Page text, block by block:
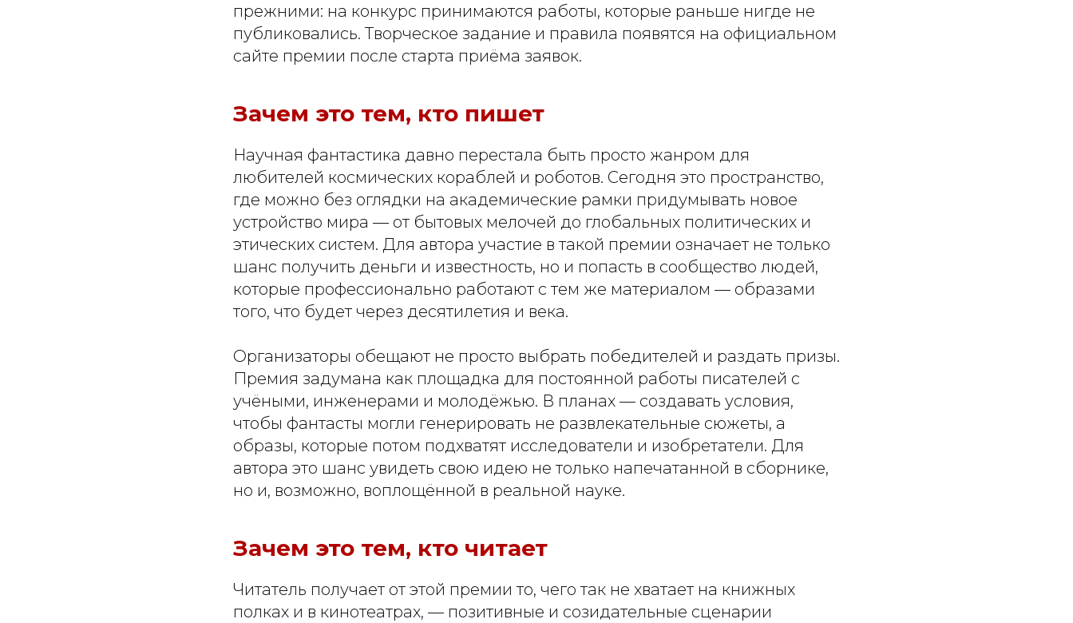
прежними: на конкурс принимаются работы, которые раньше нигде не
публиковались. Творческое задание и правила появятся на официальном
сайте премии после старта приёма заявок.
Зачем это тем, кто пишет
Научная фантастика давно перестала быть просто жанром для
любителей космических кораблей и роботов. Сегодня это пространство,
где можно без оглядки на академические рамки придумывать новое
устройство мира — от бытовых мелочей до глобальных политических и
этических систем. Для автора участие в такой премии означает не только
шанс получить деньги и известность, но и попасть в сообщество людей,
которые профессионально работают с тем же материалом — образами
того, что будет через десятилетия и века.
Организаторы обещают не просто выбрать победителей и раздать призы.
Премия задумана как площадка для постоянной работы писателей с
учёными, инженерами и молодёжью. В планах — создавать условия,
чтобы фантасты могли генерировать не развлекательные сюжеты, а
образы, которые потом подхватят исследователи и изобретатели. Для
автора это шанс увидеть свою идею не только напечатанной в сборнике,
но и, возможно, воплощённой в реальной науке.
Зачем это тем, кто читает
Читатель получает от этой премии то, чего так не хватает на книжных
полках и в кинотеатрах, — позитивные и созидательные сценарии